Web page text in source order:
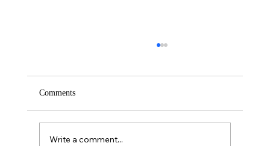
Comments
Write a comment...